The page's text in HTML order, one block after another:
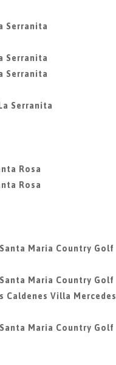
Serranita
Serranita
Serranita
Serranita
Rosa
Rosa
Maria Country Golf
Maria Country Golf
Caldenes Villa Mercedes
Maria Country Golf